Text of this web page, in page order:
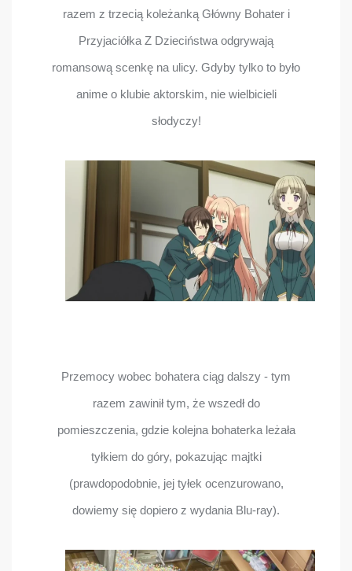
razem z trzecią koleżanką Główny Bohater i
Przyjaciółka Z Dzieciństwa odgrywają
romansową scenkę na ulicy. Gdyby tylko to było
anime o klubie aktorskim, nie wielbicieli
słodyczy!
Przemocy wobec bohatera ciąg dalszy - tym
razem zawinił tym, że wszedł do
pomieszczenia, gdzie kolejna bohaterka leżała
tyłkiem do góry, pokazując majtki
(prawdopodobnie, jej tyłek ocenzurowano,
dowiemy się dopiero z wydania Blu-ray).